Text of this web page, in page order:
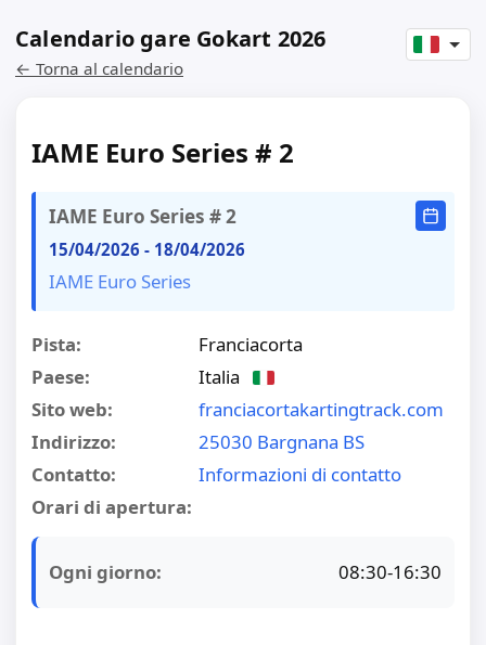
Calendario gare Gokart 2026
← Torna al calendario
IAME Euro Series # 2
IAME Euro Series # 2
15/04/2026 - 18/04/2026
IAME Euro Series
Pista:
Franciacorta
Paese:
Italia
Sito web:
franciacortakartingtrack.com
Indirizzo:
25030 Bargnana BS
Contatto:
Informazioni di contatto
Orari di apertura:
Ogni giorno: 08:30-16:30